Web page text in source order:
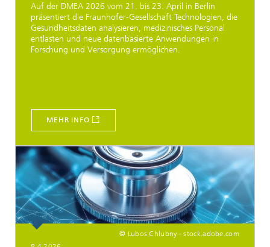
Auf der DMEA 2026 vom 21. bis 23. April in Berlin
präsentiert die Fraunhofer-Gesellschaft Technologien, die
Gesundheitsdaten analysieren, medizinisches Personal
entlasten und neue datenbasierte Anwendungen in
Forschung und Versorgung ermöglichen.
MEHR INFO
© Lubos Chlubny - stock.adobe.com